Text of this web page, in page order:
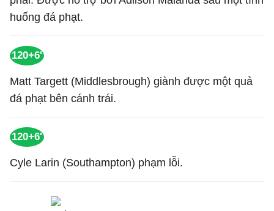
huống đá phạt.
120+6'
Matt Targett (Middlesbrough) giành được một quả
đá phạt bên cánh trái.
120+6'
Cyle Larin (Southampton) phạm lỗi.